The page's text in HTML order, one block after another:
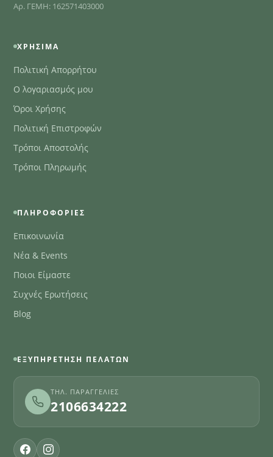
Αρ. ΓΕΜΗ: 162571403000
ΧΡΉΣΙΜΑ
Πολιτική Απορρήτου
Ο λογαριασμός μου
Όροι Χρήσης
Πολιτική Επιστροφών
Τρόποι Αποστολής
Τρόποι Πληρωμής
ΠΛΗΡΟΦΟΡΊΕΣ
Επικοινωνία
Νέα & Events
Ποιοι Είμαστε
Συχνές Ερωτήσεις
Blog
ΕΞΥΠΗΡΈΤΗΣΗ ΠΕΛΑΤΏΝ
ΤΗΛ. ΠΑΡΑΓΓΕΛΊΕΣ
2106634222